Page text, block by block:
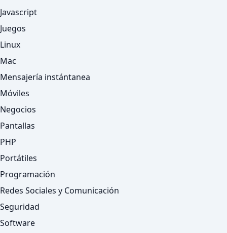
Javascript
Juegos
Linux
Mac
Mensajería instántanea
Móviles
Negocios
Pantallas
PHP
Portátiles
Programación
Redes Sociales y Comunicación
Seguridad
Software